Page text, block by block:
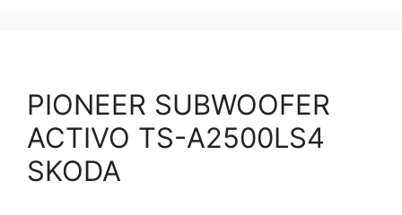
PIONEER SUBWOOFER
ACTIVO TS-A2500LS4
SKODA